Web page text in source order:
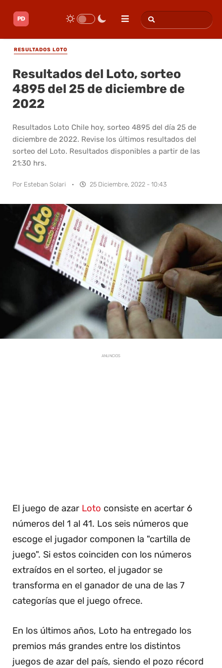
RESULTADOS LOTO
Resultados del Loto, sorteo
4895 del 25 de diciembre de
2022
Resultados Loto Chile hoy, sorteo 4895 del día 25 de
diciembre de 2022. Revise los últimos resultados del
sorteo del Loto. Resultados disponibles a partir de las
21:30 hrs.
Por Esteban Solari · 25 Diciembre, 2022 - 10:43
ANUNCIOS
El juego de azar Loto consiste en acertar 6
números del 1 al 41. Los seis números que
escoge el jugador componen la "cartilla de
juego". Si estos coinciden con los números
extraídos en el sorteo, el jugador se
transforma en el ganador de una de las 7
categorías que el juego ofrece.
En los últimos años, Loto ha entregado los
premios más grandes entre los distintos
juegos de azar del país, siendo el pozo récord